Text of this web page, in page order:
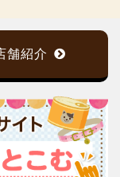
舗紹介